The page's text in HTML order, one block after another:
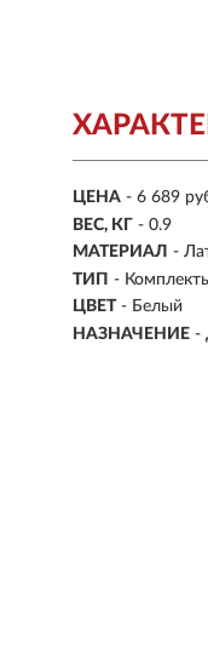
ЦЕНА - 6 689
ВЕС, КГ - 0.9
МАТЕРИАЛ -
ТИП -
ЦВЕТ - Белый
НАЗНАЧЕНИЕ -